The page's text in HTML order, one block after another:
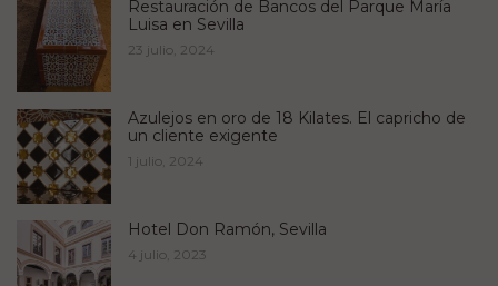
Restauración de Bancos del Parque María
Luisa en Sevilla
23 julio, 2024
Azulejos en oro de 18 Kilates. El capricho de
un cliente exigente
1 julio, 2024
Hotel Don Ramón, Sevilla
4 julio, 2023